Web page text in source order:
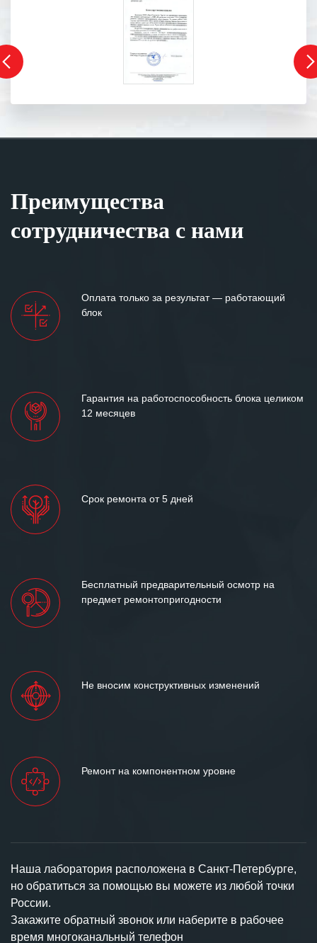
Преимущества
сотрудничества с нами
Оплата только за результат — работающий
блок
Гарантия на работоспособность блока целиком
12 месяцев
Срок ремонта от 5 дней
Бесплатный предварительный осмотр на
предмет ремонтопригодности
Не вносим конструктивных изменений
Ремонт на компонентном уровне
Наша лаборатория расположена в Санкт-Петербурге,
но обратиться за помощью вы можете из любой точки
России.
Закажите обратный звонок или наберите в рабочее
время многоканальный телефон